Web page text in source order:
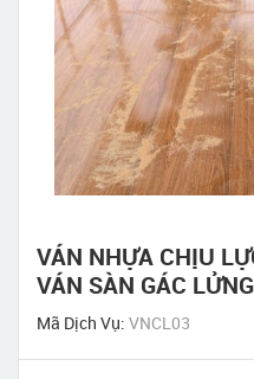
VÁN NHỰA CHỊU
VÁN SÀN GÁC
Mã Dịch Vụ: VNCL03